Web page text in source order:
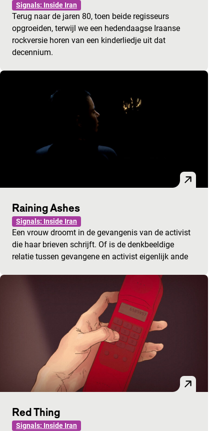
Signals: Inside Iran
Terug naar de jaren 80, toen beide regisseurs
opgroeiden, terwijl we een hedendaagse Iraanse
rockversie horen van een kinderliedje uit dat
decennium.
Raining Ashes
Signals: Inside Iran
Een vrouw droomt in de gevangenis van de activist
die haar brieven schrijft. Of is de denkbeeldige
relatie tussen gevangene en activist eigenlijk ande
Red Thing
Signals: Inside Iran